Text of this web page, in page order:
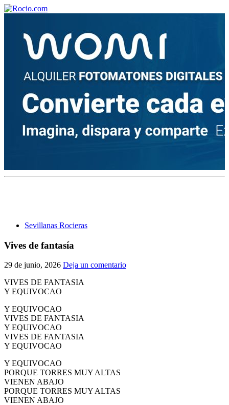
Sevillanas Rocieras
Vives de fantasía
29 de junio, 2026 Deja un comentario
VIVES DE FANTASIA
Y EQUIVOCAO
Y EQUIVOCAO
VIVES DE FANTASIA
Y EQUIVOCAO
VIVES DE FANTASIA
Y EQUIVOCAO
Y EQUIVOCAO
PORQUE TORRES MUY ALTAS
VIENEN ABAJO
PORQUE TORRES MUY ALTAS
VIENEN ABAJO
¡Bienvenido! Soy el asistente virtual de rocio.com.
¿En qué puedo ayudarte?
¿Cuándo se construyó la primera ermita?
El traslado cada siete años
Rocío?
Quiero hacer el camino,¿que tengo que hacer?